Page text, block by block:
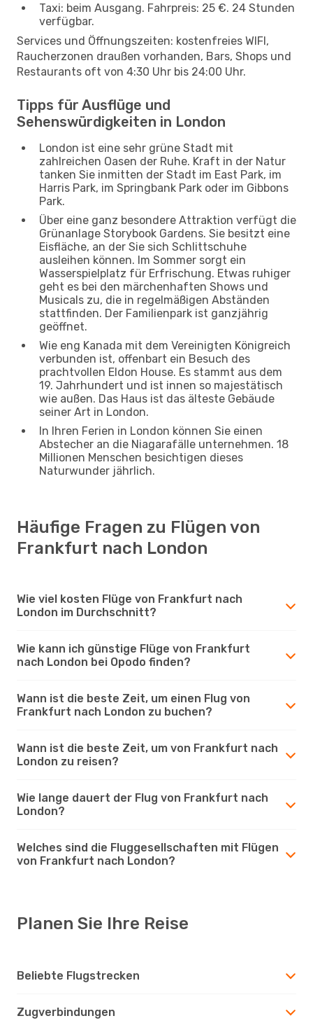
Taxi: beim Ausgang. Fahrpreis: 25 €. 24 Stunden
verfügbar.
Services und Öffnungszeiten: kostenfreies WIFI,
Raucherzonen draußen vorhanden, Bars, Shops und
Restaurants oft von 4:30 Uhr bis 24:00 Uhr.
Tipps für Ausflüge und
Sehenswürdigkeiten in London
London ist eine sehr grüne Stadt mit
zahlreichen Oasen der Ruhe. Kraft in der Natur
tanken Sie inmitten der Stadt im East Park, im
Harris Park, im Springbank Park oder im Gibbons
Park.
Über eine ganz besondere Attraktion verfügt die
Grünanlage Storybook Gardens. Sie besitzt eine
Eisfläche, an der Sie sich Schlittschuhe
ausleihen können. Im Sommer sorgt ein
Wasserspielplatz für Erfrischung. Etwas ruhiger
geht es bei den märchenhaften Shows und
Musicals zu, die in regelmäßigen Abständen
stattfinden. Der Familienpark ist ganzjährig
geöffnet.
Wie eng Kanada mit dem Vereinigten Königreich
verbunden ist, offenbart ein Besuch des
prachtvollen Eldon House. Es stammt aus dem
19. Jahrhundert und ist innen so majestätisch
wie außen. Das Haus ist das älteste Gebäude
seiner Art in London.
In Ihren Ferien in London können Sie einen
Abstecher an die Niagarafälle unternehmen. 18
Millionen Menschen besichtigen dieses
Naturwunder jährlich.
Häufige Fragen zu Flügen von
Frankfurt nach London
Wie viel kosten Flüge von Frankfurt nach
London im Durchschnitt?
Wie kann ich günstige Flüge von Frankfurt
nach London bei Opodo finden?
Wann ist die beste Zeit, um einen Flug von
Frankfurt nach London zu buchen?
Wann ist die beste Zeit, um von Frankfurt nach
London zu reisen?
Wie lange dauert der Flug von Frankfurt nach
London?
Welches sind die Fluggesellschaften mit Flügen
von Frankfurt nach London?
Planen Sie Ihre Reise
Beliebte Flugstrecken
Zugverbindungen